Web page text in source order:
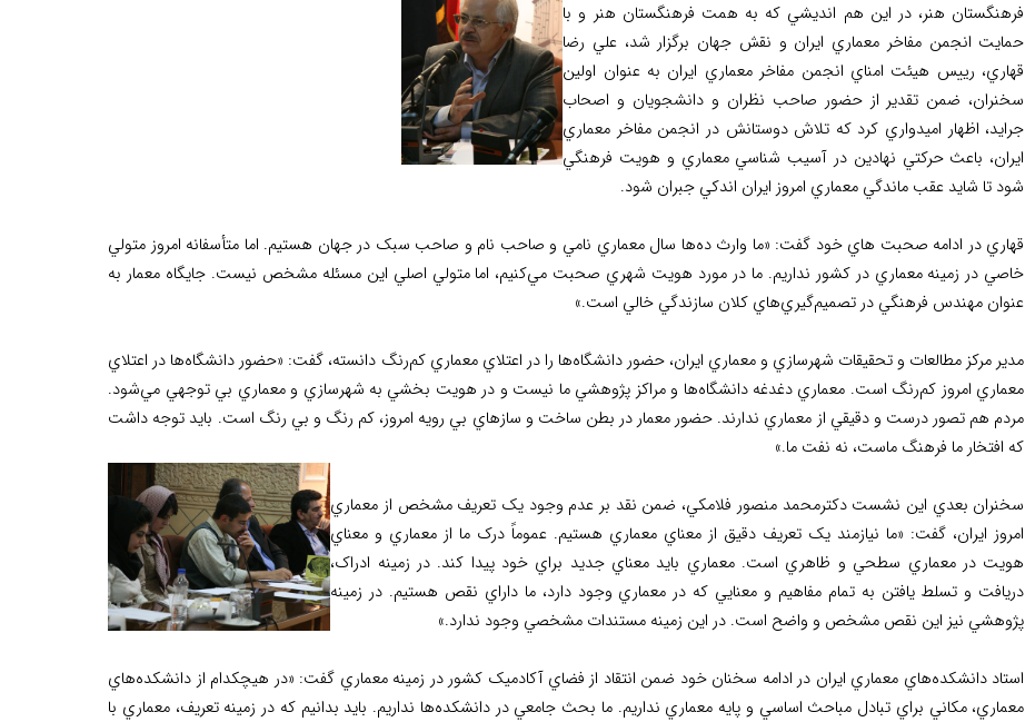
فرهنگستان هنر، در اين هم انديشي كه به همت فرهنگستان هنر و با
حمايت انجمن مفاخر معماري ايران و نقش جهان برگزار شد، علي رضا
قهاري، رييس هيئت امناي انجمن مفاخر معماري ايران به عنوان اولين
سخنران، ضمن تقدير از حضور صاحب نظران و دانشجويان و اصحاب
جرايد، اظهار اميدواري کرد که تلاش دوستانش در انجمن مفاخر معماري
ايران، باعث حركتي نهادين در آسيب شناسي معماري و هويت فرهنگي
شود تا شايد عقب ماندگي معماري امروز ايران اندکي جبران شود.
قهاري در ادامه صحبت هاي خود گفت: «ما وارث ده‌ها سال معماري نامي و صاحب نام و صاحب سبک در جهان هستيم. اما متأسفانه امروز متولي
خاصي در زمينه معماري در کشور نداريم. ما در مورد هويت شهري صحبت مي‌کنيم، اما متولي اصلي اين مسئله مشخص نيست. جايگاه معمار به
عنوان مهندس فرهنگي در تصميم‌گيري‌هاي کلان سازندگي خالي است.»
مدير مركز مطالعات و تحقيقات شهرسازي و معماري ايران، حضور دانشگاه‌ها را در اعتلاي معماري کم‌رنگ دانسته، گفت: «حضور دانشگاه‌ها در اعتلاي
معماري امروز کم‌رنگ است. معماري دغدغه دانشگاه‌ها و مراكز پژوهشي ما نيست و در هويت بخشي به شهرسازي و معماري بي توجهي مي‌شود.
مردم هم تصور درست و دقيقي از معماري ندارند. حضور معمار در بطن ساخت و سازهاي بي رويه امروز، کم رنگ و بي رنگ است. بايد توجه داشت
که افتخار ما فرهنگ ماست، نه نفت ما.»
سخنران بعدي اين نشست دکترمحمد منصور فلامکي، ضمن نقد بر عدم وجود يک تعريف مشخص از معماري
امروز ايران، گفت: «ما نيازمند يک تعريف دقيق از معناي معماري هستيم. عموماً درک ما از معماري و معناي
هويت در معماري سطحي و ظاهري است. معماري بايد معناي جديد براي خود پيدا کند. در زمينه ادراک،
دريافت و تسلط يافتن به تمام مفاهيم و معنايي که در معماري وجود دارد، ما داراي نقص هستيم. در زمينه
پژوهشي نيز اين نقص مشخص و واضح است. در اين زمينه مستندات مشخصي وجود ندارد.»
استاد دانشکده‌هاي معماري ايران در ادامه سخنان خود ضمن انتقاد از فضاي آکادميک کشور در زمينه معماري گفت: «در هيچکدام از دانشکده‌هاي
معماري، مکاني براي تبادل مباحث اساسي و پايه معماري نداريم. ما بحث جامعي در دانشکده‌ها نداريم. بايد بدانيم که در زمينه تعريف، معماري با